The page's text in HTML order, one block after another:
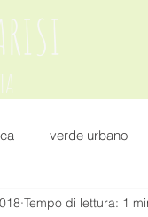
verde urbano
Tempo di lettura: 1